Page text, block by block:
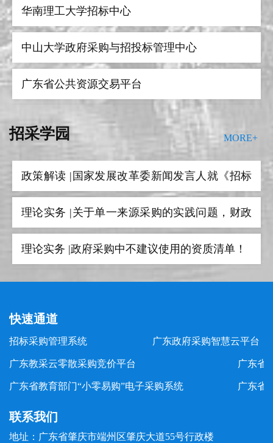
肇庆学院出版服务申请表及报价表
华南理工大学招标中心
中山大学政府采购与招投标管理中心
广东省公共资源交易平台
广东政府采购网
华南农业大学采购招标中心
广东工业大学采购招标中心
招采学园 MORE+
部集中回复！
理论实务 |政府采购中不建议使用的资质清单！
一图读懂 | 检验检测机构资质认定“一单一库”常
见问题解答
案例指导 |广东省财政厅公布政府采购违法违规
典型案例（第一批）
案例指导 |财政部公布最新“四类”违法违规典型
案例
政策解读 |国家发展改革委新闻发言人就《招标
人主体责任履行指引》答记者问
理论实务 |关于单一来源采购的实践问题，财政
部集中回复！
理论实务 |政府采购中不建议使用的资质清单！
一图读懂 | 检验检测机构资质认定“一单一库”常
见问题解答
案例指导 |广东省财政厅公布政府采购违法违规
案例指导 |财政部公布最新“四类”违法违规典型
案例
快速通道
招标采购管理系统 广东政府采购智慧云平台（
广东教采云零散采购竞价平台 广东省
广东省教育部门“小零易购”电子采购系统 广东省
联系我们
地址：广东省肇庆市端州区肇庆大道55号行政楼